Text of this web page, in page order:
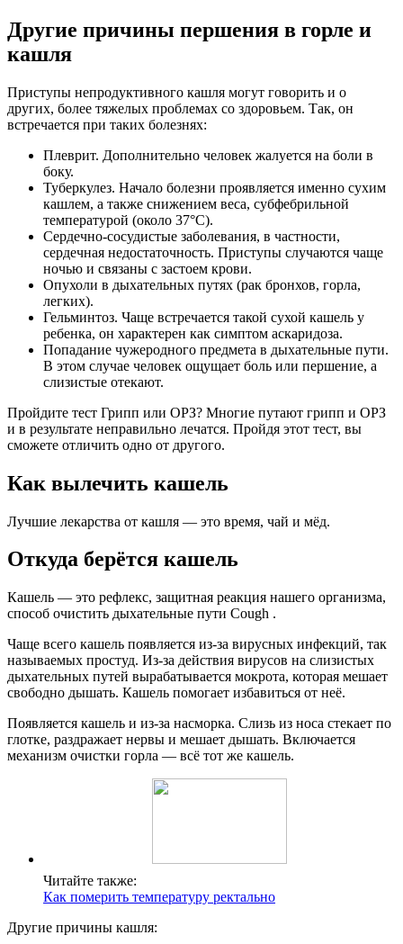
Другие причины першения в горле и
кашля
Приступы непродуктивного кашля могут говорить и о
других, более тяжелых проблемах со здоровьем. Так, он
встречается при таких болезнях:
Плеврит. Дополнительно человек жалуется на боли в
боку.
Туберкулез. Начало болезни проявляется именно сухим
кашлем, а также снижением веса, субфебрильной
температурой (около 37°С).
Сердечно-сосудистые заболевания, в частности,
сердечная недостаточность. Приступы случаются чаще
ночью и связаны с застоем крови.
Опухоли в дыхательных путях (рак бронхов, горла,
легких).
Гельминтоз. Чаще встречается такой сухой кашель у
ребенка, он характерен как симптом аскаридоза.
Попадание чужеродного предмета в дыхательные пути.
В этом случае человек ощущает боль или першение, а
слизистые отекают.
Пройдите тест Грипп или ОРЗ? Многие путают грипп и ОРЗ
и в результате неправильно лечатся. Пройдя этот тест, вы
сможете отличить одно от другого.
Как вылечить кашель
Лучшие лекарства от кашля — это время, чай и мёд.
Откуда берётся кашель
Кашель — это рефлекс, защитная реакция нашего организма,
способ очистить дыхательные пути Cough .
Чаще всего кашель появляется из-за вирусных инфекций, так
называемых простуд. Из-за действия вирусов на слизистых
дыхательных путей вырабатывается мокрота, которая мешает
свободно дышать. Кашель помогает избавиться от неё.
Появляется кашель и из-за насморка. Слизь из носа стекает по
глотке, раздражает нервы и мешает дышать. Включается
механизм очистки горла — всё тот же кашель.
Читайте также:
Как померить температуру ректально
Другие причины кашля: